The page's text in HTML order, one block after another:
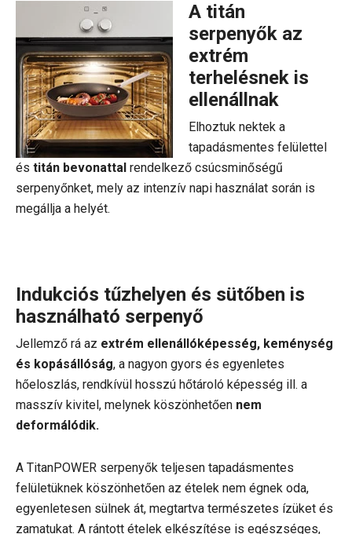
A titán
serpenyők az
extrém
terhelésnek is
ellenállnak
Elhoztuk nektek a
tapadásmentes felülettel
és titán bevonattal rendelkező csúcsminőségű
serpenyőnket, mely az intenzív napi használat során is
megállja a helyét.
Indukciós tűzhelyen és sütőben is
használható serpenyő
Jellemző rá az extrém ellenállóképesség, keménység
és kopásállóság, a nagyon gyors és egyenletes
hőeloszlás, rendkívül hosszú hőtároló képesség ill. a
masszív kivitel, melynek köszönhetően nem
deformálódik.
A TitanPOWER serpenyők teljesen tapadásmentes
felületüknek köszönhetően az ételek nem égnek oda,
egyenletesen sülnek át, megtartva természetes ízüket és
zamatukat. A rántott ételek elkészítése is egészséges,